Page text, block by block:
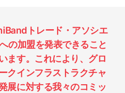
トレード・アソシエ
の加盟を発表できること
ます。これにより、グロ
クインフラストラクチャ
展に対する我々のコミッ